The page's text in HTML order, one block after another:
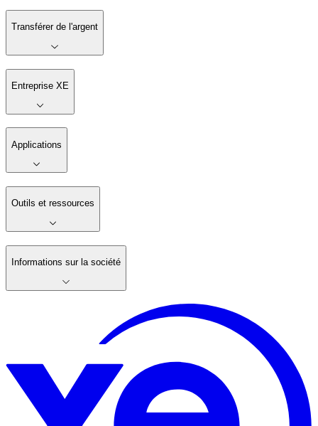
Transférer de l'argent
Entreprise XE
Applications
Outils et ressources
Informations sur la société